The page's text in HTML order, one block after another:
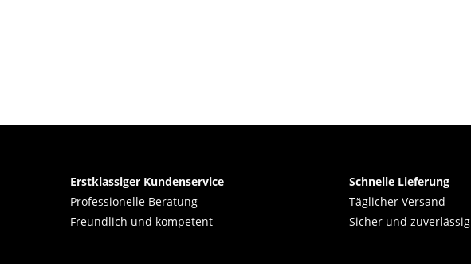
Erstklassiger Kundenservice
Professionelle Beratung
Freundlich und kompetent
Schnelle Lieferung
Täglicher Versand
Sicher und zuverlässig